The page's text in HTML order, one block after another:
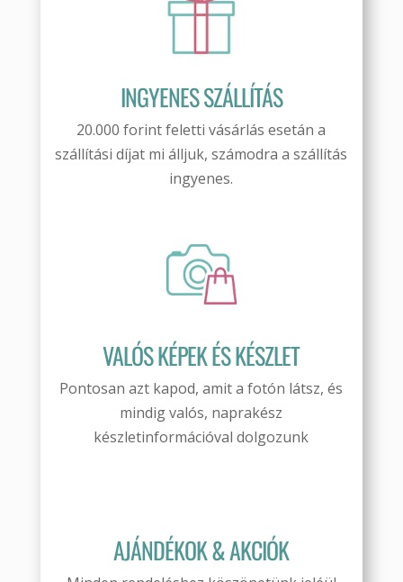
INGYENES SZÁLLÍTÁS
20.000 forint feletti vásárlás esetán a
szállítási díjat mi álljuk, számodra a szállítás
ingyenes.
VALÓS KÉPEK ÉS KÉSZLET
Pontosan azt kapod, amit a fotón látsz, és
mindig valós, naprakész
készletinformációval dolgozunk
AJÁNDÉKOK & AKCIÓK